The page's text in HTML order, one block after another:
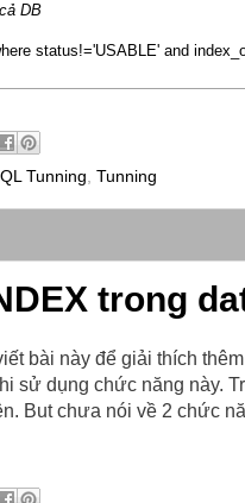
DB
status!='USABLE' and
Tunning Tunning
trong
bài này để giải thích
sử dụng chức năng này.
But chưa nói về 2 chức